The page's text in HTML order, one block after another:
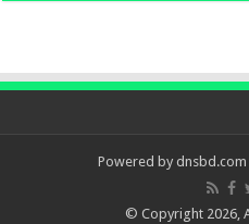
Powered by dnsbd.com
© Copyright 2026,